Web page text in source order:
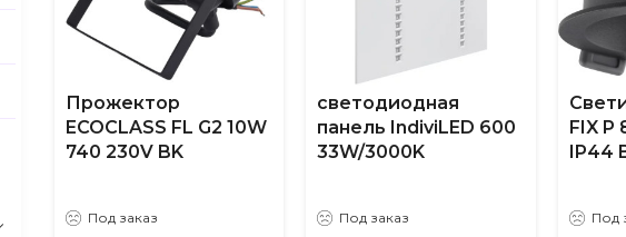
Прожектор
ECOCLASS FL G2 10W
740 230V BK
Под заказ
светодиодная
панель IndiviLED 600
33W/3000K
Под заказ
FIX P
IP44
Под